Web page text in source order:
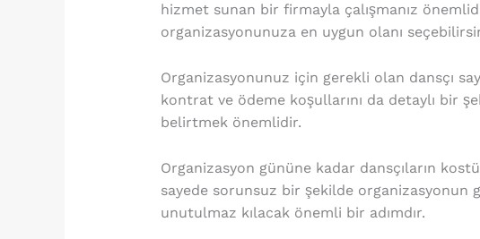
hizmet sunan bir firmayla çalışmanız
organizasyonunuza en uygun olanı
Organizasyonunuz için gerekli olan dansçı
kontrat ve ödeme koşullarını da detaylı bir
belirtmek önemlidir.
Organizasyon gününe kadar dansçıların
sayede sorunsuz bir şekilde organizasyonun
unutulmaz kılacak önemli bir adımdır.